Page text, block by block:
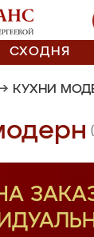
СХОДНЯ
→ КУХНИ